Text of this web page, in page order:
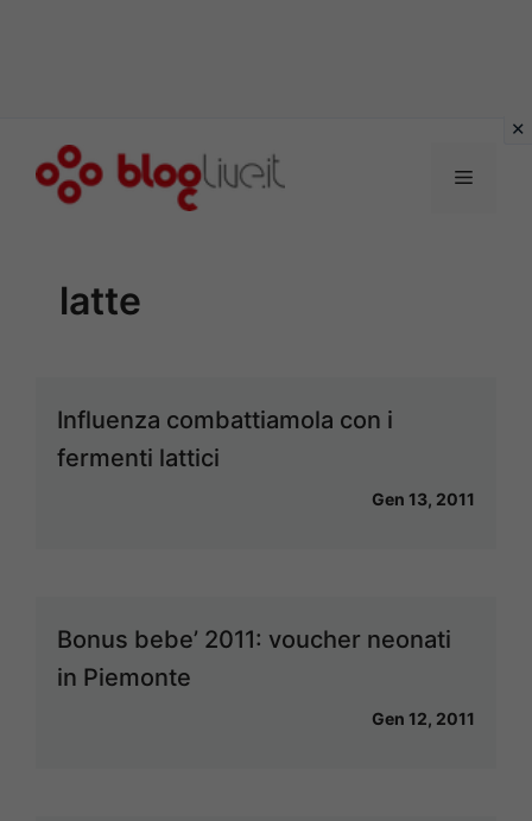
Menu
latte
Influenza combattiamola con i
fermenti lattici
Gen 13, 2011
Bonus bebe’ 2011: voucher neonati
in Piemonte
Gen 12, 2011